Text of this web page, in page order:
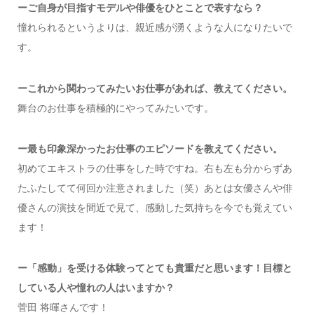
ーご自身が目指すモデルや俳優をひとことで表すなら？
憧れられるというよりは、親近感が湧くような人になりたいで
す。
ーこれから関わってみたいお仕事があれば、教えてください。
舞台のお仕事を積極的にやってみたいです。
ー最も印象深かったお仕事のエピソードを教えてください。
初めてエキストラの仕事をした時ですね。右も左も分からずあ
たふたしてて何回か注意されました（笑）あとは女優さんや俳
優さんの演技を間近で見て、感動した気持ちを今でも覚えてい
ます！
ー「感動」を受ける体験ってとても貴重だと思います！目標と
している人や憧れの人はいますか？
菅田 将暉さんです！